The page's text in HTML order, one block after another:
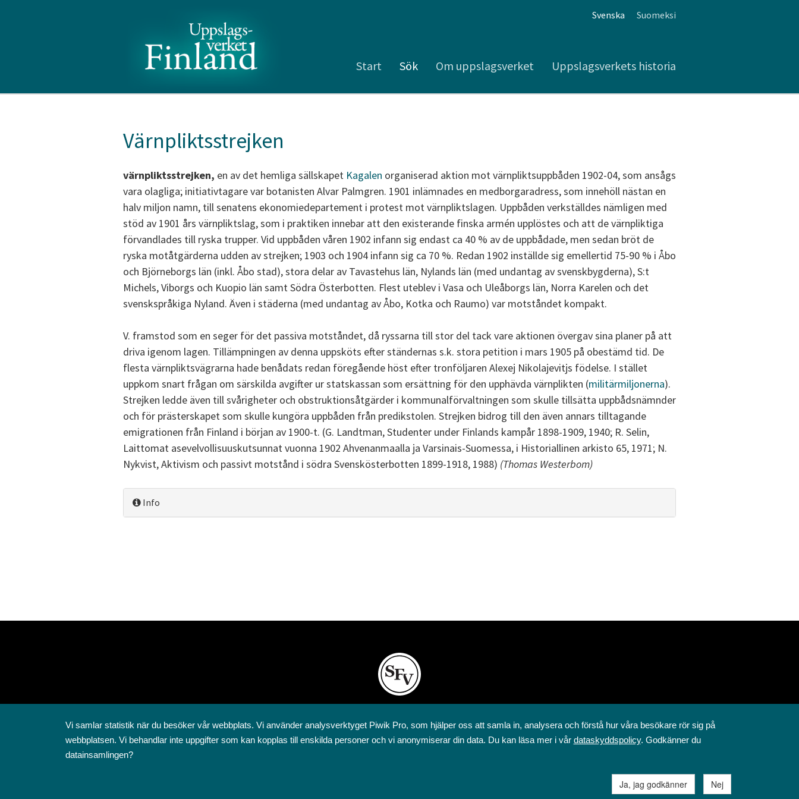
Svenska Suomeksi
Start Sök Om uppslagsverket Uppslagsverkets historia
Värnpliktsstrejken
värnpliktsstrejken, en av det hemliga sällskapet Kagalen organiserad aktion mot värnpliktsuppbåden 1902-04, som ansågs
vara olagliga; initiativtagare var botanisten Alvar Palmgren. 1901 inlämnades en medborgaradress, som innehöll nästan en
halv miljon namn, till senatens ekonomiedepartement i protest mot värnpliktslagen. Uppbåden verkställdes nämligen med
stöd av 1901 års värnpliktslag, som i praktiken innebar att den existerande finska armén upplöstes och att de värnpliktiga
förvandlades till ryska trupper. Vid uppbåden våren 1902 infann sig endast ca 40 % av de uppbådade, men sedan bröt de
ryska motåtgärderna udden av strejken; 1903 och 1904 infann sig ca 70 %. Redan 1902 inställde sig emellertid 75-90 % i Åbo
och Björneborgs län (inkl. Åbo stad), stora delar av Tavastehus län, Nylands län (med undantag av svenskbygderna), S:t
Michels, Viborgs och Kuopio län samt Södra Österbotten. Flest uteblev i Vasa och Uleåborgs län, Norra Karelen och det
svenskspråkiga Nyland. Även i städerna (med undantag av Åbo, Kotka och Raumo) var motståndet kompakt.
V. framstod som en seger för det passiva motståndet, då ryssarna till stor del tack vare aktionen övergav sina planer på att
driva igenom lagen. Tillämpningen av denna uppsköts efter ständernas s.k. stora petition i mars 1905 på obestämd tid. De
flesta värnpliktsvägrarna hade benådats redan föregående höst efter tronföljaren Alexej Nikolajevitjs födelse. I stället
uppkom snart frågan om särskilda avgifter ur statskassan som ersättning för den upphävda värnplikten (militärmiljonerna).
Strejken ledde även till svårigheter och obstruktionsåtgärder i kommunalförvaltningen som skulle tillsätta uppbådsnämnder
och för prästerskapet som skulle kungöra uppbåden från predikstolen. Strejken bidrog till den även annars tilltagande
emigrationen från Finland i början av 1900-t. (G. Landtman, Studenter under Finlands kampår 1898-1909, 1940; R. Selin,
Laittomat asevelvollisuuskutsunnat vuonna 1902 Ahvenanmaalla ja Varsinais-Suomessa, i Historiallinen arkisto 65, 1971; N.
Nykvist, Aktivism och passivt motstånd i södra Svenskösterbotten 1899-1918, 1988) (Thomas Westerbom)
Info
Annegatan 12
00120 Helsingfors
Vi samlar statistik när du besöker vår webbplats. Vi använder analysverktyget Piwik Pro, som hjälper oss att samla in, analysera och förstå hur våra besökare rör sig på
webbplatsen. Vi behandlar inte uppgifter som kan kopplas till enskilda personer och vi anonymiserar din data. Du kan läsa mer i vår dataskyddspolicy. Godkänner du
datainsamlingen?
Ja, jag godkänner Nej